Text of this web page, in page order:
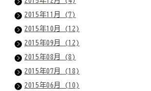
2015年11月 (7)
2015年10月 (12)
2015年09月 (12)
2015年08月 (8)
2015年07月 (18)
2015年06月 (10)